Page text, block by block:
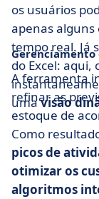
os usuários
apenas alguns
tempo real. Já
do Excel: aqui,
umavisão
Gerenciamento
A ferramenta
refinar as
estoque de
Como
picos de
otimizar os
algoritmos